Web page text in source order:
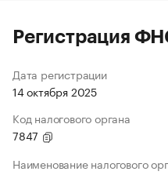
Регистрация
Дата регистрации
14 октября 2025
Код налогового органа
7847
Наименование налогового